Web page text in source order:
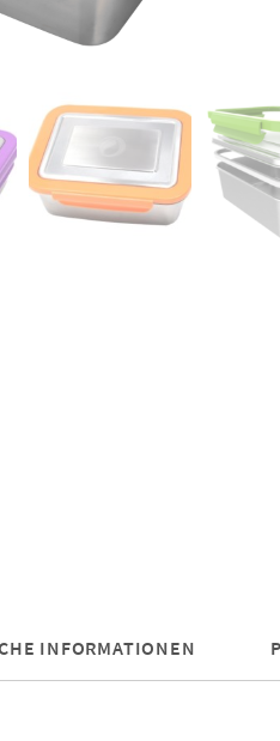
INFORMATIONEN